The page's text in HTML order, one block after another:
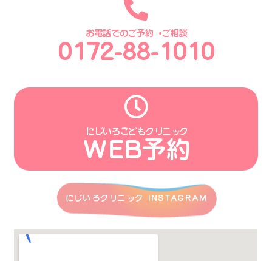
お電話でのご予約・ご相談
0172-88-1010
にじいろこどもクリニック
WEB予約
にじいろクリニック INSTAGRAM